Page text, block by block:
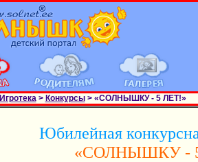
Игротека> Конкурсы> «СОЛНЫШКУ - 5 ЛЕТ!»
Юбилейная
«СОЛНЫШКУ -